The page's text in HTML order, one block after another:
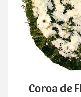
Coroa de